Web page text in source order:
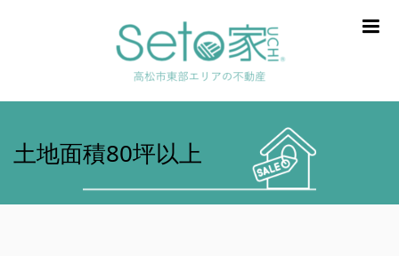
土地面積80坪以上